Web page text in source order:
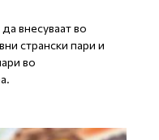
внесуваат во
странски пари и
во